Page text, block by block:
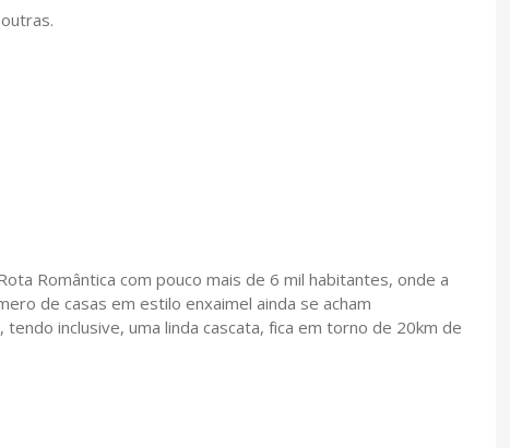
Romântica com pouco mais de 6 mil habitantes, onde a
de casas em estilo enxaimel ainda se acham
inclusive, uma linda cascata, fica em torno de 20km de